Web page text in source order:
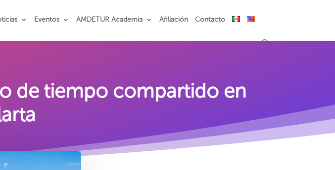
Eventos AMDETUR Academia Afiliación Contacto
de tiempo compartido en